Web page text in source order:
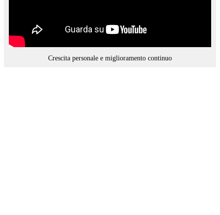
Crescita personale e miglioramento continuo